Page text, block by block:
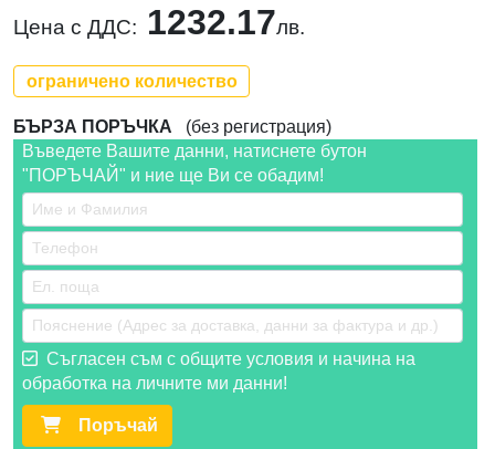
Цена с ДДС: 1232.17лв.
ограничено количество
БЪРЗА ПОРЪЧКА (без регистрация)
Въведете Вашите данни, натиснете бутон
"ПОРЪЧАЙ" и ние ще Ви се обадим!
Съгласен съм с общите условия и начина на
обработка на личните ми данни!
Поръчай